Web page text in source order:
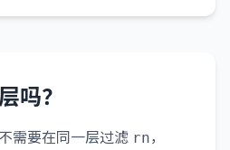
吗？
需要在同一层过滤 rn，